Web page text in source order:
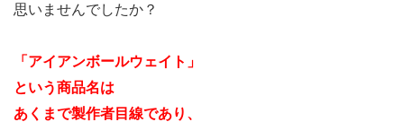
思いませんでしたか？
「アイアンボールウェイト」
という商品名は
あくまで製作者目線であり、